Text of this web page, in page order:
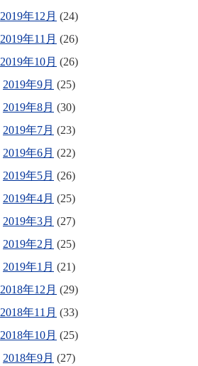
2019年12月 (24)
2019年11月 (26)
2019年10月 (26)
2019年9月 (25)
2019年8月 (30)
2019年7月 (23)
2019年6月 (22)
2019年5月 (26)
2019年4月 (25)
2019年3月 (27)
2019年2月 (25)
2019年1月 (21)
2018年12月 (29)
2018年11月 (33)
2018年10月 (25)
2018年9月 (27)